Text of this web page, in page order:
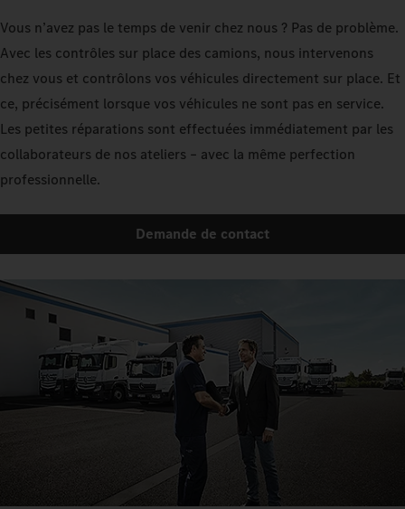
Vous n’avez pas le temps de venir chez nous ? Pas de problème.
Avec les contrôles sur place des camions, nous intervenons
chez vous et contrôlons vos véhicules directement sur place. Et
ce, précisément lorsque vos véhicules ne sont pas en service.
Les petites réparations sont effectuées immédiatement par les
collaborateurs de nos ateliers – avec la même perfection
professionnelle.
Demande de contact